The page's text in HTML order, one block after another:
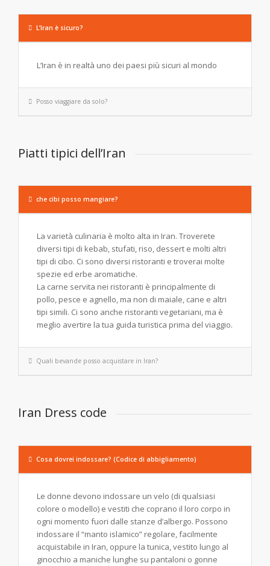
L’Iran è sicuro?
L’Iran è in realtà uno dei paesi più sicuri al mondo
Posso viaggiare da solo?
Piatti tipici dell’Iran
che cibi posso mangiare?
La varietà culinaria è molto alta in Iran. Troverete
diversi tipi di kebab, stufati, riso, dessert e molti altri
tipi di cibo. Ci sono diversi ristoranti e troverai molte
spezie ed erbe aromatiche.
La carne servita nei ristoranti è principalmente di
pollo, pesce e agnello, ma non di maiale, cane e altri
tipi simili. Ci sono anche ristoranti vegetariani, ma è
meglio avertire la tua guida turistica prima del viaggio.
Quali bevande posso acquistare in Iran?
Iran Dress code
Cosa dovrei indossare? (Codice di abbigliamento)
Le donne devono indossare un velo (di qualsiasi
colore o modello) e vestiti che coprano il loro corpo in
ogni momento fuori dalle stanze d’albergo. Possono
indossare il “manto islamico” regolare, facilmente
acquistabile in Iran, oppure la tunica, vestito lungo al
ginocchio a maniche lunghe su pantaloni o gonne